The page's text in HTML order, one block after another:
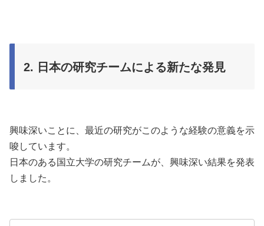
2. 日本の研究チームによる新たな発見
興味深いことに、最近の研究がこのような経験の意義を示
唆しています。
日本のある国立大学の研究チームが、興味深い結果を発表
しました。